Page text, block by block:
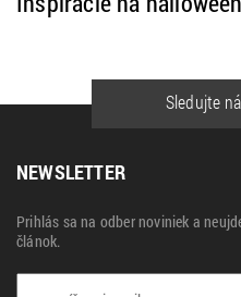
Sledujte
NEWSLETTER
Prihlás sa na odber noviniek a
článok.